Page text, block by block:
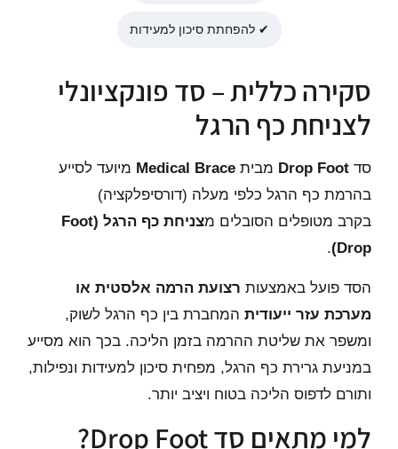
✔ להפחתת סיכון למעידות
סקירה כללית – סד פונקציונלי
לצניחת כף הרגל
סד Drop Foot מבית Medical Brace מיועד לסייע
בהרמת כף הרגל כלפי מעלה (דורסיפלקציה)
בקרב מטופלים הסובלים מ
צניחת כף הרגל (Foot
Drop)
.
הסד פועל באמצעות רצועת הרמה אלסטית או
מערכת עזר ייעודית המחברת בין כף הרגל לשוק,
ומשפר את שליטת ההרמה בזמן הליכה. בכך הוא מסייע
במניעת גרירת כף הרגל, מפחית סיכון למעידות ונפילות,
ותורם לדפוס הליכה בטוח ויציב יותר.
למי מתאים סד Drop Foot?